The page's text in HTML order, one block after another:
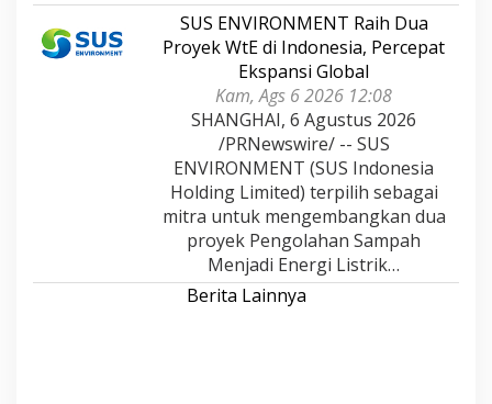
SUS ENVIRONMENT Raih Dua
Proyek WtE di Indonesia, Percepat
Ekspansi Global
Kam, Ags 6 2026 12:08
SHANGHAI, 6 Agustus 2026
/PRNewswire/ -- SUS
ENVIRONMENT (SUS Indonesia
Holding Limited) terpilih sebagai
mitra untuk mengembangkan dua
proyek Pengolahan Sampah
Menjadi Energi Listrik…
Berita Lainnya